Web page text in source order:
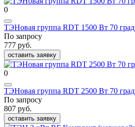
0
ТЭНовая группа RDT 1500 Вт 70
По запросу
777 руб.
оставить заявку
0
ТЭНовая группа RDT 2500 Вт 70
По запросу
807 руб.
оставить заявку